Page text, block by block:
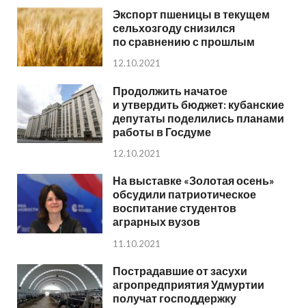
Экспорт пшеницы в текущем
сельхозгоду снизился
по сравнению с прошлым
12.10.2021
Продолжить начатое
и утвердить бюджет: кубанские
депутаты поделились планами
работы в Госдуме
12.10.2021
На выставке «Золотая осень»
обсудили патриотическое
воспитание студентов
аграрных вузов
11.10.2021
Пострадавшие от засухи
агропредприятия Удмуртии
получат господдержку